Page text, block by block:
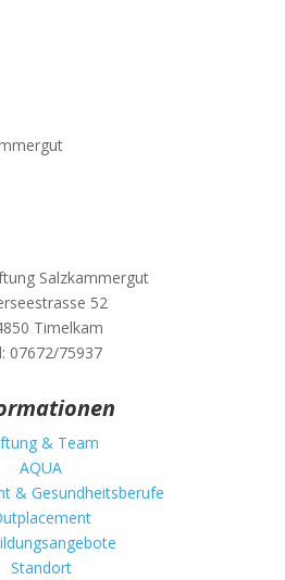
Salzkammergut
52
Timelkam
07672/75937
& Team
AQUA
& Gesundheitsberufe
Standort